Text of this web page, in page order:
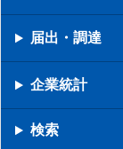
届出・調達
企業統計
検索